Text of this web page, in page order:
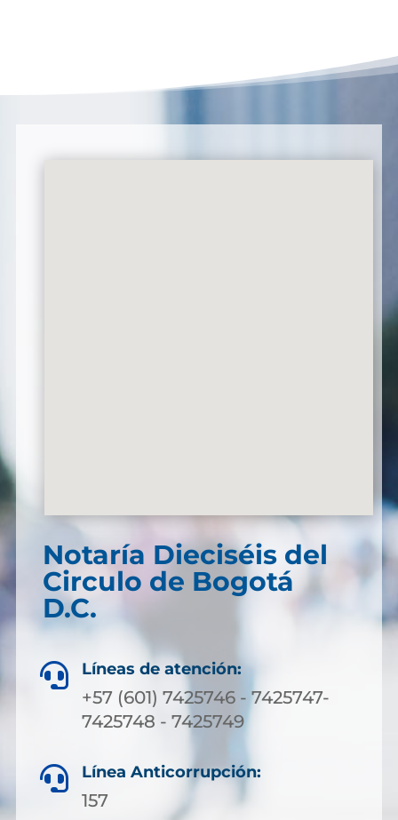
Notaría Dieciséis del
Circulo de Bogotá
D.C.
 Líneas de atención:
+57 (601) 7425746 - 7425747-
7425748 - 7425749
 Línea Anticorrupción:
157